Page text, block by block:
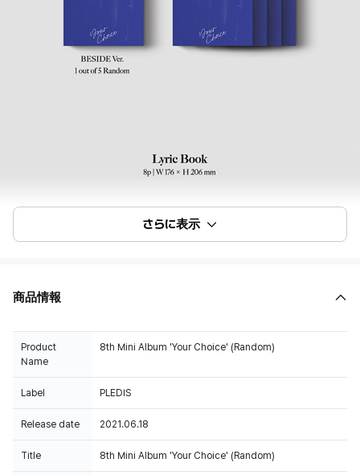
さらに表示
商品情報
Product
Name
8th Mini Album 'Your Choice' (Random)
Label PLEDIS
Release date 2021.06.18
Title 8th Mini Album 'Your Choice' (Random)